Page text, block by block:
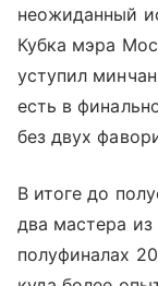
неожиданный
Кубка мэра
уступил
есть в
без двух
В итоге до
два мастера
полуфиналах